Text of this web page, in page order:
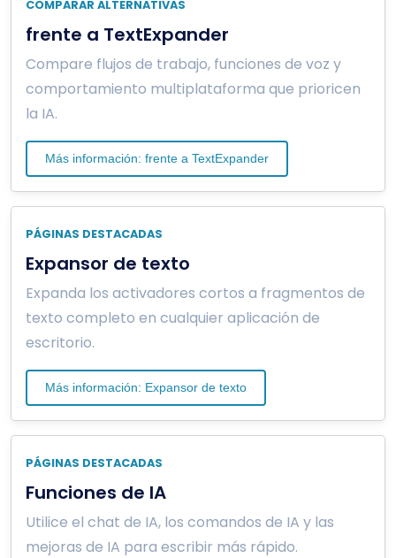
COMPARAR ALTERNATIVAS
frente a TextExpander
Compare flujos de trabajo, funciones de voz y
comportamiento multiplataforma que prioricen
la IA.
Más información: frente a TextExpander
PÁGINAS DESTACADAS
Expansor de texto
Expanda los activadores cortos a fragmentos de
texto completo en cualquier aplicación de
escritorio.
Más información: Expansor de texto
PÁGINAS DESTACADAS
Funciones de IA
Utilice el chat de IA, los comandos de IA y las
mejoras de IA para escribir más rápido.